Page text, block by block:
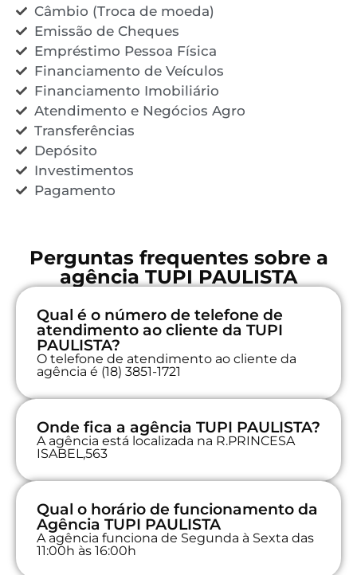
Câmbio (Troca de moeda)
Emissão de Cheques
Empréstimo Pessoa Física
Financiamento de Veículos
Financiamento Imobiliário
Atendimento e Negócios Agro
Transferências
Depósito
Investimentos
Pagamento
Perguntas frequentes sobre a
agência TUPI PAULISTA
Qual é o número de telefone de
atendimento ao cliente da TUPI
PAULISTA?
O telefone de atendimento ao cliente da
agência é (18) 3851-1721
Onde fica a agência TUPI PAULISTA?
A agência está localizada na R.PRINCESA
ISABEL,563
Qual o horário de funcionamento da
Agência TUPI PAULISTA
A agência funciona de Segunda à Sexta das
11:00h às 16:00h